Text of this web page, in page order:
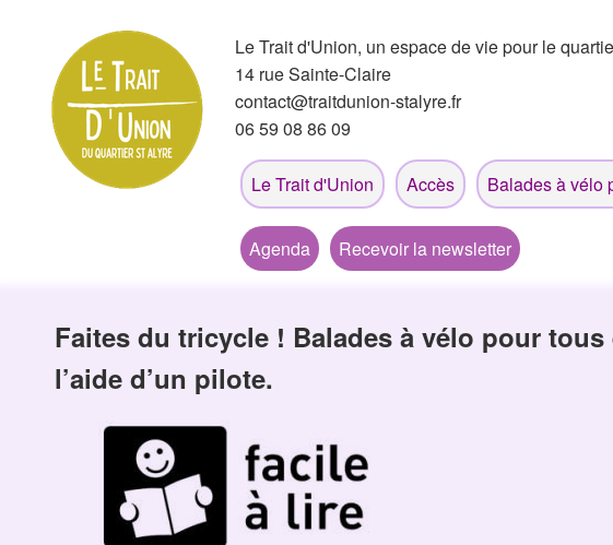
Le Trait d'Union, un espace de vie pour le
14 rue Sainte-Claire
contact@traitdunion-stalyre.fr
06 59 08 86 09
Le Trait d'Union Accès Balades à vélo
Agenda Recevoir la newsletter
Faites du tricycle ! Balades à vélo pour tous
l’aide d’un pilote.